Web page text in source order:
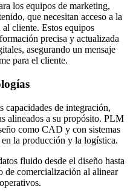
los equipos de marketing,
que necesitan acceso a la
cliente. Estos equipos
precisa y actualizada
asegurando un mensaje
para el cliente.
de integración,
alineados a su propósito. PLM
como CAD y con sistemas
la producción y la logística.
fluido desde el diseño hasta
de comercialización al alinear